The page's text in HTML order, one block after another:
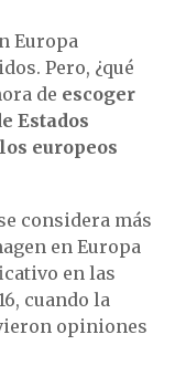
Europa
Pero, ¿qué
de escoger
Estados
los europeos
considera más
en Europa
en las
cuando la
opiniones